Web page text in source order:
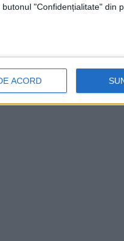
"Confidențialitate" din
ACORD